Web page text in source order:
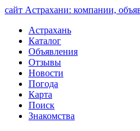
сайт Астрахани: компании,
Астрахань
Каталог
Объявления
Отзывы
Новости
Погода
Карта
Поиск
Знакомства